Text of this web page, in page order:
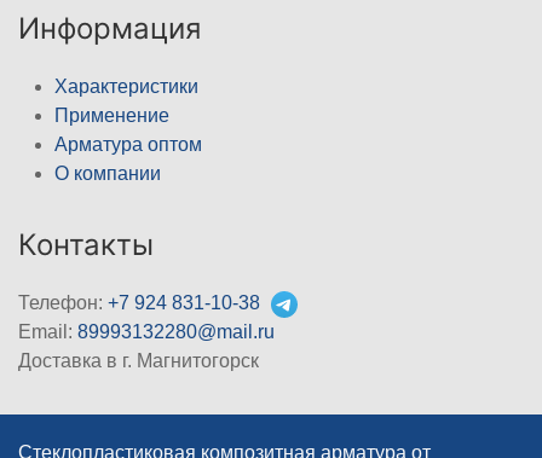
Информация
Характеристики
Применение
Арматура оптом
О компании
Контакты
Телефон: +7 924 831-10-38
Email: 89993132280@mail.ru
Доставка в г. Магнитогорск
Стеклопластиковая композитная арматура от